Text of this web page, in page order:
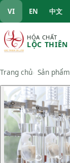
VI EN 中文
HÓA CHẤT
LỘC THIÊN
Trang chủ Sản phẩm